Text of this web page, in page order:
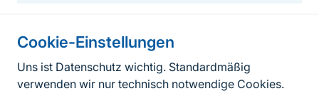
Cookie-Einstellungen
Uns ist Datenschutz wichtig. Standardmäßig
verwenden wir nur technisch notwendige Cookies.
Informationen zur Seite
FußzeileKontakt zum BfN